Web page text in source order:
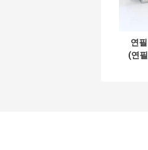
연
(연